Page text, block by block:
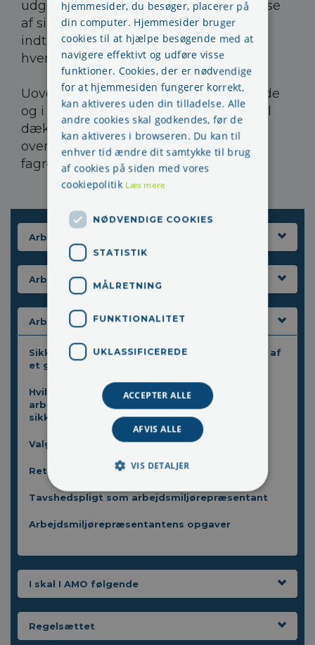
udgifterne herved, herunder godtgørelse
af sikkerhedsrepræsentantens tab af
indtægt i forbindelse med udførelse af
hvervet som sikkerhedsrepræsentant.
Uoverensstemmelse om, i hvilke tilfælde
og i hvilket omfang arbejdsgiveren skal
dække udgifter forbundet med de
ovennævnte aktiviteter, afgøres ved
fagretlig behandling.
Arbejdsgiverens ansvar
Arbejdsmiljøgruppen
Arbejdsmiljørepræsentant
Sikkerhedsrepræsentanten – en væsentlig del af
et godt arbejdsmiljø!
Hvilke rettigheder har en
arbejdsmiljørepræsentant/
sikkerhedsrepræsentant
Valg af sikkerhedsrepræsentant
Ret til efteruddannelse om arbejdsmiljø
Tavshedspligt som arbejdsmiljørepræsentant
Arbejdsmiljørepræsentantens opgaver
I skal I AMO følgende
Regelsættet
hjemmesider, du besøger, placerer på
din computer. Hjemmesider bruger
cookies til at hjælpe besøgende med at
navigere effektivt og udføre visse
funktioner. Cookies, der er nødvendige
for at hjemmesiden fungerer korrekt,
kan aktiveres uden din tilladelse. Alle
andre cookies skal godkendes, før de
kan aktiveres i browseren. Du kan til
enhver tid ændre dit samtykke til brug
af cookies på siden med vores
cookiepolitik Læs mere
NØDVENDIGE COOKIES
STATISTIK
MÅLRETNING
FUNKTIONALITET
UKLASSIFICEREDE
ACCEPTER ALLE
AFVIS ALLE
VIS DETALJER